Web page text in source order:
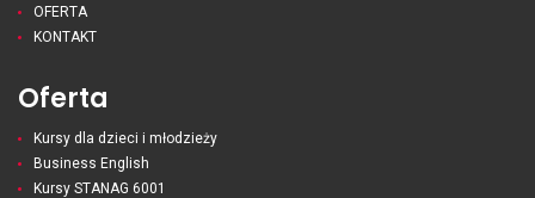
OFERTA
KONTAKT
Oferta
Kursy dla dzieci i młodzieży
Business English
Kursy STANAG 6001